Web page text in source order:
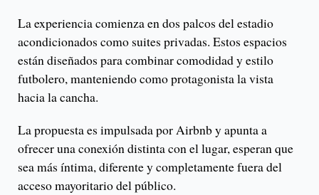
La experiencia comienza en dos palcos del estadio
acondicionados como suites privadas. Estos espacios
están diseñados para combinar comodidad y estilo
futbolero, manteniendo como protagonista la vista
hacia la cancha.
La propuesta es impulsada por Airbnb y apunta a
ofrecer una conexión distinta con el lugar, esperan que
sea más íntima, diferente y completamente fuera del
acceso mayoritario del público.